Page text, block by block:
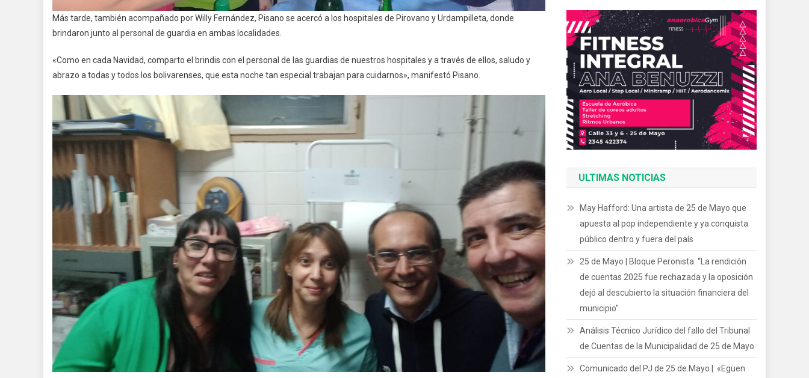
Más tarde, también acompañado por Willy Fernández, Pisano se acercó a los hospitales de Pirovano y Urdampilleta, donde
brindaron junto al personal de guardia en ambas localidades.
«Como en cada Navidad, comparto el brindis con el personal de las guardias de nuestros hospitales y a través de ellos, saludo y
abrazo a todas y todos los bolivarenses, que esta noche tan especial trabajan para cuidarnos», manifestó Pisano.
ULTIMAS NOTICIAS
May Hafford: Una artista de 25 de Mayo que
apuesta al pop independiente y ya conquista
público dentro y fuera del país
25 de Mayo | Bloque Peronista: “La rendición
de cuentas 2025 fue rechazada y la oposición
dejó al descubierto la situación financiera del
municipio”
Análisis Técnico Jurídico del fallo del Tribunal
de Cuentas de la Municipalidad de 25 de Mayo
Comunicado del PJ de 25 de Mayo | «Egüen